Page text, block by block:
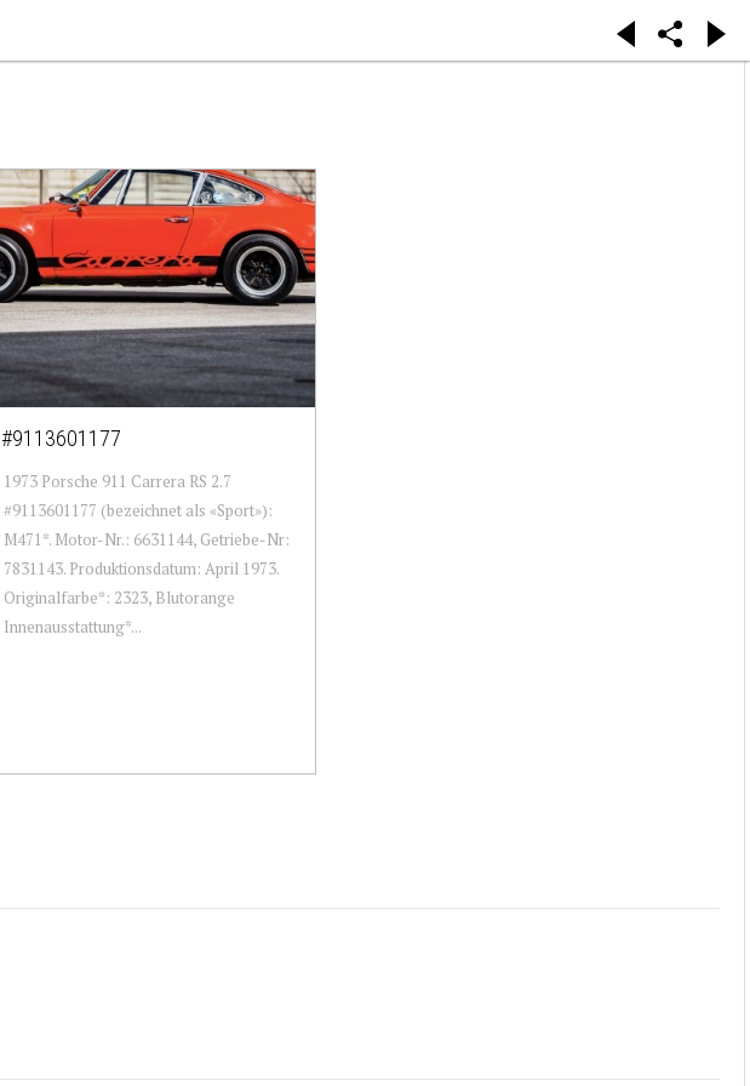
#9113601177
1973 Porsche 911 Carrera RS 2.7
#9113601177 (bezeichnet als «Sport»):
M471*. Motor-Nr.: 6631144, Getriebe-Nr:
7831143. Produktionsdatum: April 1973.
Originalfarbe*: 2323, Blutorange
Innenausstattung*...